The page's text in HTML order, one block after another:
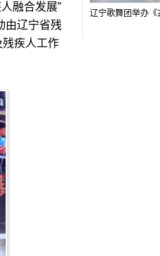
融合发展”
由辽宁省残
疾人工作